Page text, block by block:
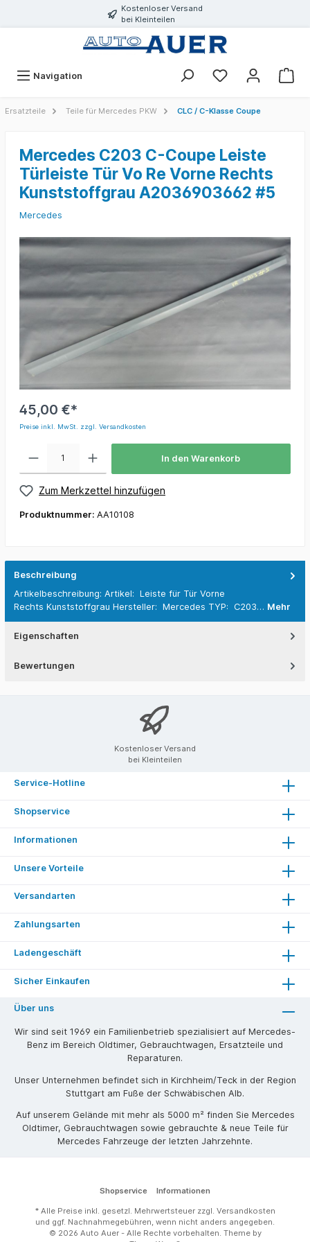
Kostenloser Versand
bei Kleinteilen
Navigation
Ersatzteile Teile für Mercedes PKW CLC / C-Klasse Coupe
Mercedes C203 C-Coupe Leiste
Türleiste Tür Vo Re Vorne Rechts
Kunststoffgrau A2036903662 #5
Mercedes
45,00 €*
Preise inkl. MwSt. zzgl. Versandkosten
In den Warenkorb
Zum Merkzettel hinzufügen
Produktnummer: AA10108
Beschreibung
Artikelbeschreibung: Artikel: Leiste für Tür Vorne
Rechts Kunststoffgrau Hersteller: Mercedes TYP: C203… Mehr
Eigenschaften
Bewertungen
Kostenloser Versand
bei Kleinteilen
Service-Hotline
Shopservice
Informationen
Unsere Vorteile
Versandarten
Zahlungsarten
Ladengeschäft
Sicher Einkaufen
Über uns
Wir sind seit 1969 ein Familienbetrieb spezialisiert auf Mercedes-
Benz im Bereich Oldtimer, Gebrauchtwagen, Ersatzteile und
Reparaturen.
Unser Unternehmen befindet sich in Kirchheim/Teck in der Region
Stuttgart am Fuße der Schwäbischen Alb.
Auf unserem Gelände mit mehr als 5000 m² finden Sie Mercedes
Oldtimer, Gebrauchtwagen sowie gebrauchte & neue Teile für
Mercedes Fahrzeuge der letzten Jahrzehnte.
Shopservice Informationen
* Alle Preise inkl. gesetzl. Mehrwertsteuer zzgl. Versandkosten
und ggf. Nachnahmegebühren, wenn nicht anders angegeben.
© 2026 Auto Auer - Alle Rechte vorbehalten. Theme by